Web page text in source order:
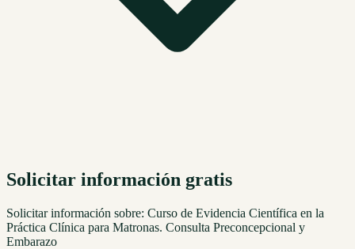
Solicitar información gratis
Solicitar información sobre: Curso de Evidencia Científica en la
Práctica Clínica para Matronas. Consulta Preconcepcional y
Embarazo